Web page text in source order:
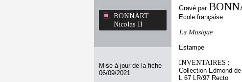
BONNART
Nicolas II
Mise à jour de la fiche
06/09/2021
Gravé par
Ecole française
La Musique
Estampe
INVENTAIRES :
Collection Edmond
L 67 LR/97 Recto